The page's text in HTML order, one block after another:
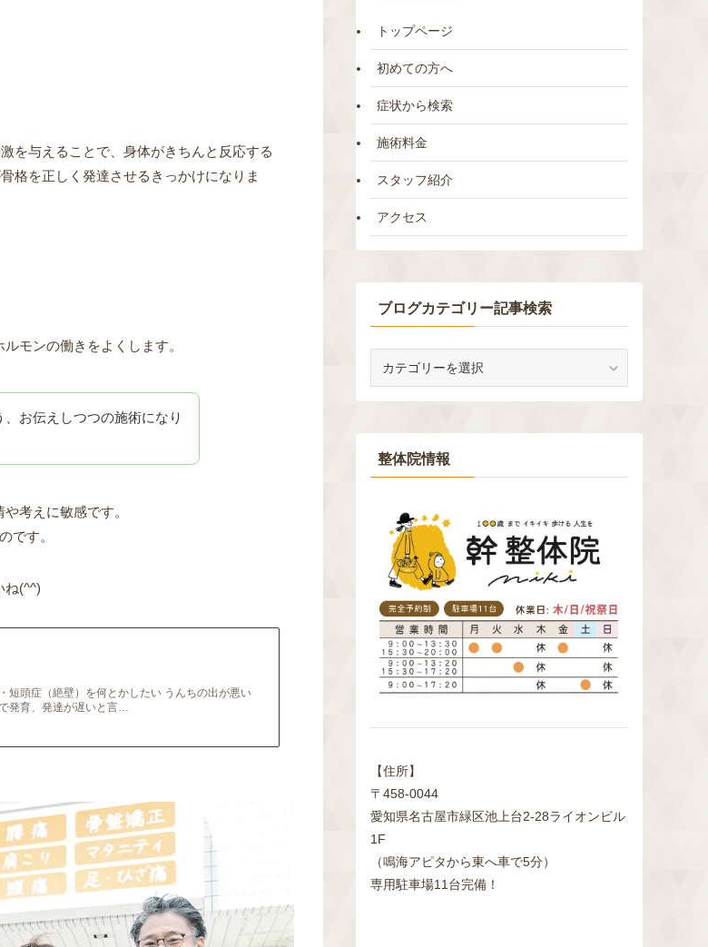
を与えることで、身体がきちんと反応する
格を正しく発達させるきっかけになりま
モンの働きをよくします。
お伝えしつつの施術になり
考えに敏感です。
です。
ね(^^)
短頭症（絶壁）を何とかしたい うんちの出が悪い
発育、発達が遅いと言…
トップページ
初めての方へ
症状から検索
施術料金
スタッフ紹介
アクセス
ブログカテゴリー記事検索
テ
ゴ
リ
整体院情報
【住所】
〒458-0044
愛知県名古屋市緑区池上台2‐28ライオンビル
1F
（鳴海アピタから東へ車で5分）
専用駐車場11台完備！